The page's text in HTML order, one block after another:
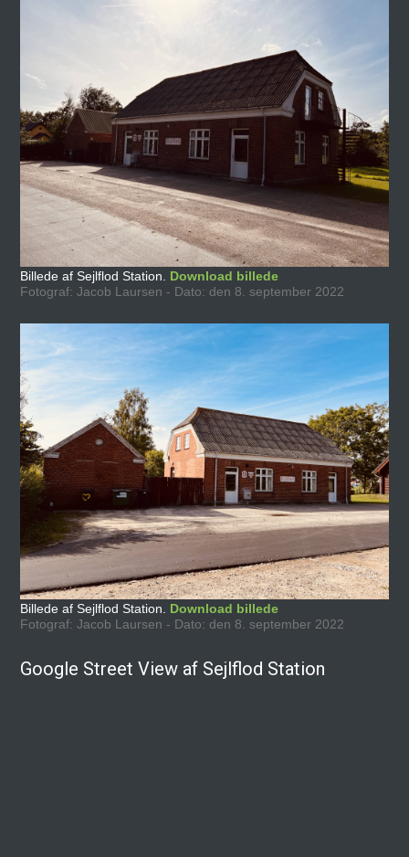
Billede af Sejlflod Station. Download billede
Fotograf: Jacob Laursen - Dato: den 8. september 2022
Billede af Sejlflod Station. Download billede
Fotograf: Jacob Laursen - Dato: den 8. september 2022
Google Street View af Sejlflod Station